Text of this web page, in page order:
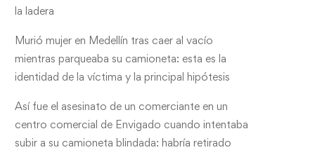
la ladera
Murió mujer en Medellín tras caer al vacío
mientras parqueaba su camioneta: esta es la
identidad de la víctima y la principal hipótesis
Así fue el asesinato de un comerciante en un
centro comercial de Envigado cuando intentaba
subir a su camioneta blindada: habría retirado